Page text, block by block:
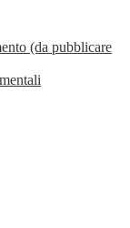
(da pubblicare